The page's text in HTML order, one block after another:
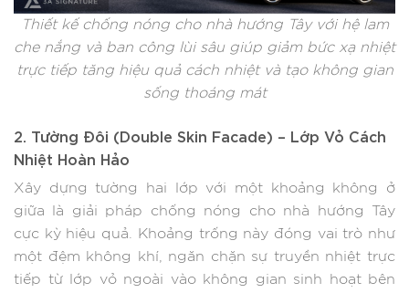
Thiết kế chống nóng cho nhà hướng Tây với hệ lam
che nắng và ban công lùi sâu giúp giảm bức xạ nhiệt
trực tiếp tăng hiệu quả cách nhiệt và tạo không gian
sống thoáng mát
2. Tường Đôi (Double Skin Facade) – Lớp Vỏ Cách
Nhiệt Hoàn Hảo
Xây dựng tường hai lớp với một khoảng không ở
giữa là giải pháp chống nóng cho nhà hướng Tây
cực kỳ hiệu quả. Khoảng trống này đóng vai trò như
một đệm không khí, ngăn chặn sự truyền nhiệt trực
tiếp từ lớp vỏ ngoài vào không gian sinh hoạt bên